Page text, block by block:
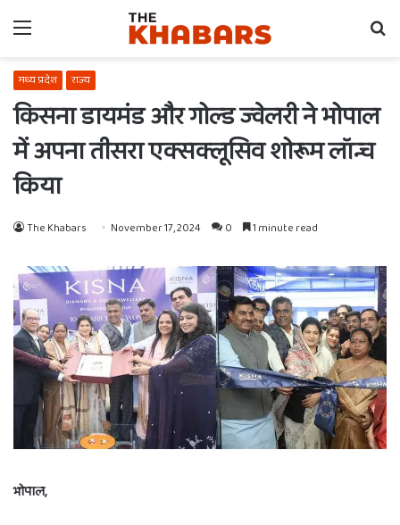
Menu
मध्य प्रदेश राज्य
किसना डायमंड और गोल्ड ज्वेलरी ने भोपाल
में अपना तीसरा एक्सक्लूसिव शोरूम लॉन्च
किया
The Khabars November 17, 2024 0 1 minute read
भोपाल,